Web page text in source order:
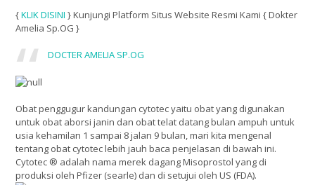
{KLIK DISINI } Kunjungi Platform Situs Website Resmi Kami { Dokter
Amelia Sp.OG }
DOCTER AMELIA SP.OG
Obat penggugur kandungan cytotec yaitu obat yang digunakan
untuk obat aborsi janin dan obat telat datang bulan ampuh untuk
usia kehamilan 1 sampai 8 jalan 9 bulan, mari kita mengenal
tentang obat cytotec lebih jauh baca penjelasan di bawah ini.
Cytotec ® adalah nama merek dagang Misoprostol yang di
produksi oleh Pfizer (searle) dan di setujui oleh US (FDA).